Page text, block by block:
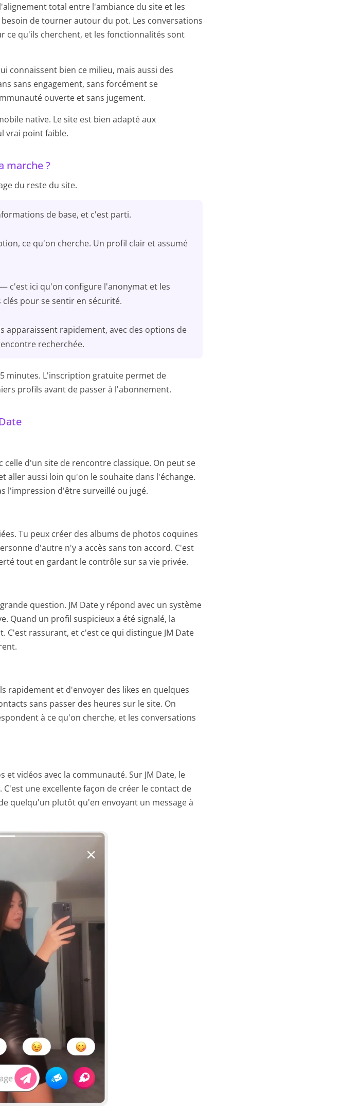
total entre l'ambiance du site et les
de tourner autour du pot. Les conversations
ce qu'ils cherchent, et les fonctionnalités sont
connaissent bien ce milieu, mais aussi des
sans engagement, sans forcément se
ouverte et sans jugement.
native. Le site est bien adapté aux
vrai point faible.
marche ?
du reste du site.
de base, et c'est parti.
ce qu'on cherche. Un profil clair et assumé
— c'est ici qu'on configure l'anonymat et les
pour se sentir en sécurité.
apparaissent rapidement, avec des options de
recherchée.
minutes. L'inscription gratuite permet de
profils avant de passer à l'abonnement.
celle d'un site de rencontre classique. On peut se
aller aussi loin qu'on le souhaite dans l'échange.
l'impression d'être surveillé ou jugé.
Tu peux créer des albums de photos coquines
d'autre n'y a accès sans ton accord. C'est
tout en gardant le contrôle sur sa vie privée.
question. JM Date y répond avec un système
Quand un profil suspicieux a été signalé, la
rassurant, et c'est ce qui distingue JM Date
rapidement et d'envoyer des likes en quelques
sans passer des heures sur le site. On
à ce qu'on cherche, et les conversations
vidéos avec la communauté. Sur JM Date, le
une excellente façon de créer le contact de
quelqu'un plutôt qu'en envoyant un message à